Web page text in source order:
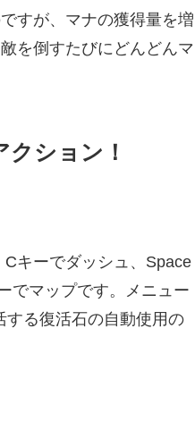
すが、マナの獲得量を増
を倒すたびにどんどんマ
ション！
キーでダッシュ、Space
でマップです。メニュー
する復活石の自動使用の